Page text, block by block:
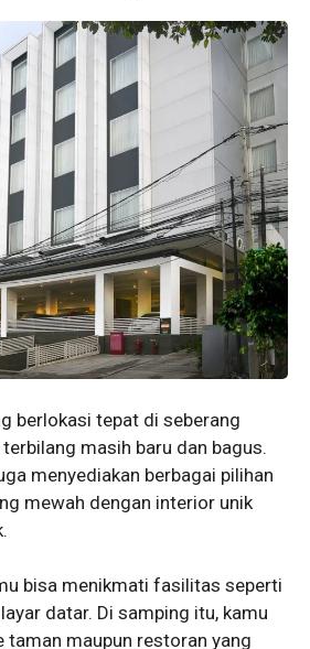
berlokasi tepat di seberang
masih baru dan bagus.
menyediakan berbagai pilihan
mewah dengan interior unik
bisa menikmati fasilitas seperti
datar. Di samping itu, kamu
taman maupun restoran yang